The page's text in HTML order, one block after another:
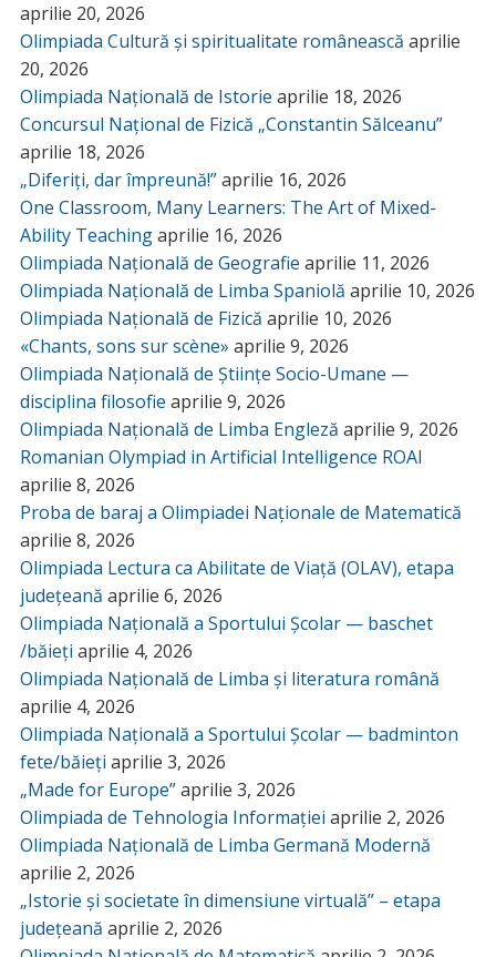
aprilie 20, 2026
Olimpiada Cultură și spiritualitate românească aprilie
20, 2026
Olimpiada Națională de Istorie aprilie 18, 2026
Concursul Național de Fizică „Constantin Sălceanu”
aprilie 18, 2026
„Diferiți, dar împreună!”aprilie 16, 2026
One Classroom, Many Learners: The Art of Mixed-
Ability Teachingaprilie 16, 2026
Olimpiada Națională de Geografie aprilie 11, 2026
Olimpiada Națională de Limba Spaniolă aprilie 10, 2026
Olimpiada Națională de Fizică aprilie 10, 2026
«Chants, sons sur scène» aprilie 9, 2026
Olimpiada Națională de Științe Socio-Umane —
disciplina filosofie aprilie 9, 2026
Olimpiada Națională de Limba Engleză aprilie 9, 2026
Romanian Olympiad in Artificial Intelligence ROAI
aprilie 8, 2026
Proba de baraj a Olimpiadei Naționale de Matematică
aprilie 8, 2026
Olimpiada Lectura ca Abilitate de Viață (OLAV), etapa
județeană aprilie 6, 2026
Olimpiada Națională a Sportului Școlar — baschet
/băieți aprilie 4, 2026
Olimpiada Națională de Limba și literatura română
aprilie 4, 2026
Olimpiada Națională a Sportului Școlar — badminton
fete/băieți aprilie 3, 2026
„Made for Europe”aprilie 3, 2026
Olimpiada de Tehnologia Informației aprilie 2, 2026
Olimpiada Națională de Limba Germană Modernă
aprilie 2, 2026
„Istorie și societate în dimensiune virtuală” – etapa
județeană aprilie 2, 2026